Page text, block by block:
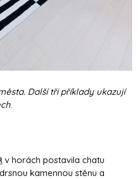
Další tři příklady ukazují
.
v horách postavila chatu
kamennou stěnu a